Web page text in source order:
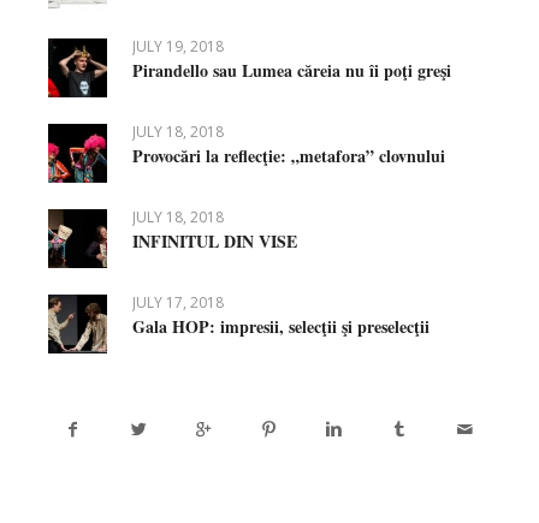
JULY 19, 2018
Pirandello sau Lumea căreia nu îi poţi greşi
JULY 18, 2018
Provocări la reflecţie: „metafora” clovnului
JULY 18, 2018
INFINITUL DIN VISE
JULY 17, 2018
Gala HOP: impresii, selecţii şi preselecţii